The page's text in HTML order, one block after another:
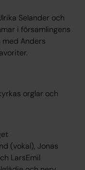
Selander och
i församlingens
med Anders
orglar och
(vokal), Jonas
LarsEmil